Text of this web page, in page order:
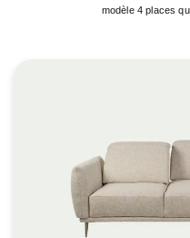
modèle 4 places